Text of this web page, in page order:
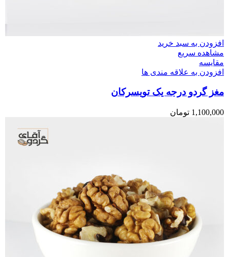
افزودن به سبد خرید
مشاهده سریع
مقایسه
افزودن به علاقه مندی ها
مغز گردو درجه یک تویسرکان
1,100,000 تومان